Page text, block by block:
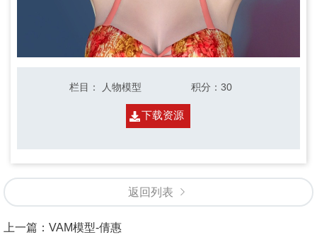
栏目 ： 人物模型 积分 ：30
下载资源
返回列表
上一篇： VAM模型-倩惠